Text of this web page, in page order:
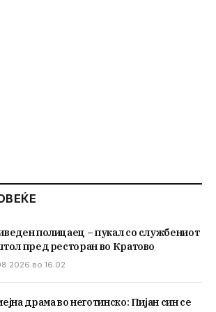
полицаец – пукал со службениот
пред ресторан во Кратово
во 16:02
драма во неготинско: Пијан син се